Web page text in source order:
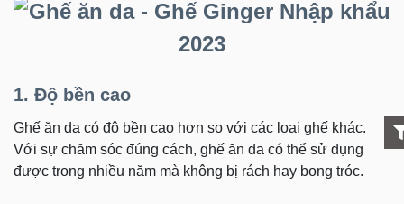
1. Độ bền cao
Ghế ăn da có độ bền cao hơn so với các loại ghế khác.
Với sự chăm sóc đúng cách, ghế ăn da có thể sử dụng
được trong nhiều năm mà không bị rách hay bong tróc.